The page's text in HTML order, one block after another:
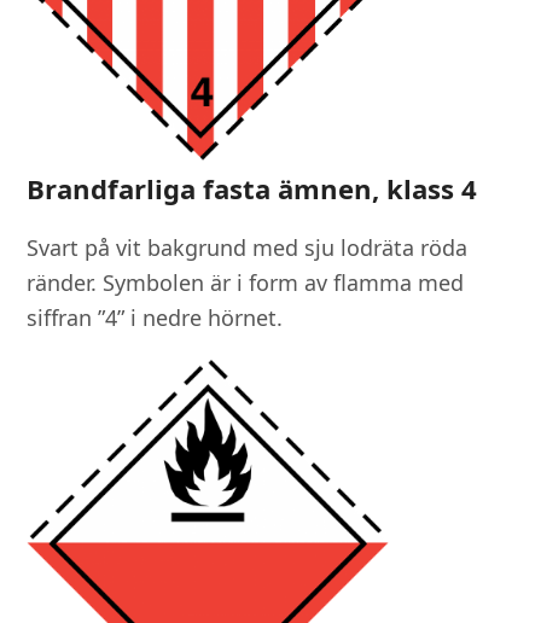
Brandfarliga fasta ämnen, klass 4
Svart på vit bakgrund med sju lodräta röda
ränder. Symbolen är i form av flamma med
siffran ”4” i nedre hörnet.